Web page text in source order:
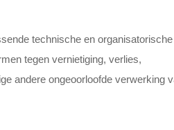
technische en organisatorische
tegen vernietiging, verlies,
andere ongeoorloofde verwerking